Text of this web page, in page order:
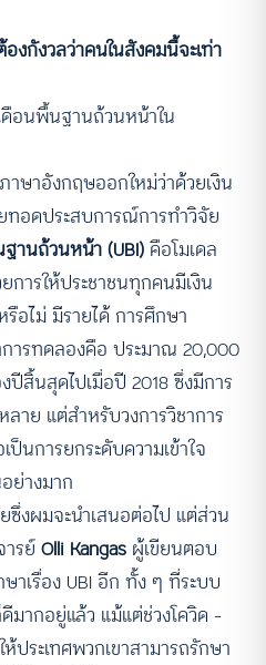
องกังวลว่าคนในสังคมนี้จะเท่า
ดือนพื้นฐานถ้วนหน้าใน
ษาอังกฤษออกใหม่ว่าด้วยเงิน
อดประสบการณ์การทำวิจัย
านถ้วนหน้า (UBI)คือโมเดล
การให้ประชาชนทุกคนมีเงิน
อไม่ มีรายได้ การศึกษา
ารทดลองคือ ประมาณ 20,000
สิ้นสุดไปเมื่อปี 2018 ซึ่งมีการ
าย แต่สำหรับวงการวิชาการ
นการยกระดับความเข้าใจ
ย่างมาก
งผมจะนำเสนอต่อไป แต่ส่วน
รย์Olli Kangas ผู้เขียนตอบ
าเรื่อง UBI อีก ทั้ง ๆ ที่ระบบ
ากอยู่แล้ว แม้แต่ช่วงโควิด –
ประเทศพวกเขาสามารถรักษา